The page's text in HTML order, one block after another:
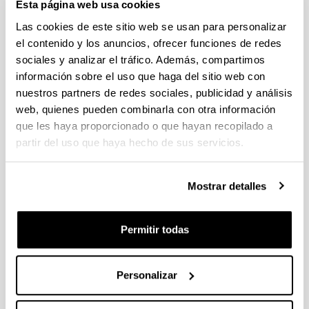
Esta página web usa cookies
Las cookies de este sitio web se usan para personalizar
el contenido y los anuncios, ofrecer funciones de redes
sociales y analizar el tráfico. Además, compartimos
información sobre el uso que haga del sitio web con
nuestros partners de redes sociales, publicidad y análisis
web, quienes pueden combinarla con otra información
que les haya proporcionado o que hayan recopilado a
partir del uso que haya hecho de sus servicios.
Mostrar detalles
Permitir todas
Personalizar
Impact of colonizer copepods on
zooplankton structure and diversity
in contrasting estuaries
Autoría:
Barroeta, Z., Villate, F., Uriarte, I., Iriarte, A.
Año:
2022
Revista:
3,032
1
Página de inicio - Página de fin: